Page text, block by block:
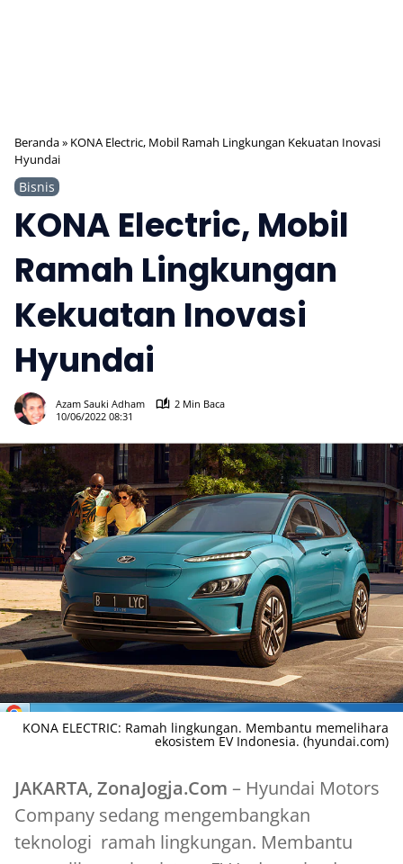
Beranda» KONA Electric, Mobil Ramah Lingkungan Kekuatan Inovasi
Hyundai
Bisnis
KONA Electric, Mobil
Ramah Lingkungan
Kekuatan Inovasi
Hyundai
Azam Sauki Adham
2 Min Baca
10/06/2022 08:31
KONA ELECTRIC: Ramah lingkungan. Membantu memelihara
ekosistem EV Indonesia. (hyundai.com)
JAKARTA, ZonaJogja.Com – Hyundai Motors
Company sedang mengembangkan
teknologi ramah lingkungan. Membantu